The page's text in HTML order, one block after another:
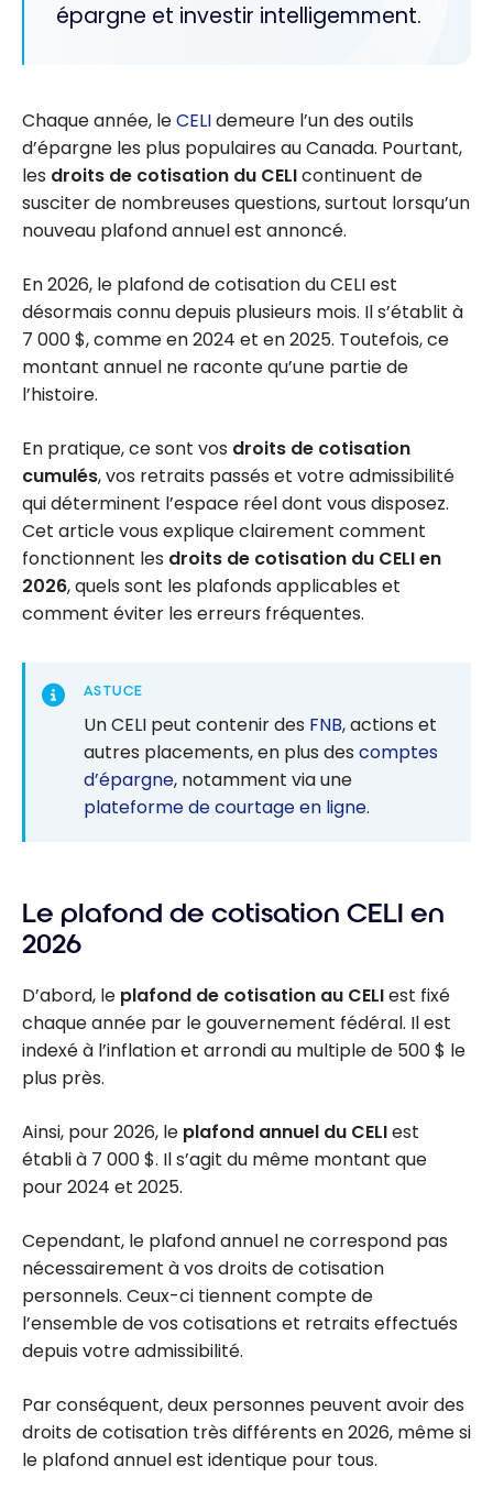
épargne et investir intelligemment.
Chaque année, leCELIdemeure l’un des outils
d’épargne les plus populaires au Canada. Pourtant,
les droits de cotisation du CELIcontinuent de
susciter de nombreuses questions, surtout lorsqu’un
nouveau plafond annuel est annoncé.
En 2026, le plafond de cotisation du CELI est
désormais connu depuis plusieurs mois. Il s’établit à
7 000 $, comme en 2024 et en 2025. Toutefois, ce
montant annuel ne raconte qu’une partie de
l’histoire.
En pratique, ce sont vos droits de cotisation
cumulés, vos retraits passés et votre admissibilité
qui déterminent l’espace réel dont vous disposez.
Cet article vous explique clairement comment
fonctionnent les droits de cotisation du CELI en
2026, quels sont les plafonds applicables et
comment éviter les erreurs fréquentes.
ASTUCE
Un CELI peut contenir des FNB, actions et
autres placements, en plus des comptes
d’épargne, notamment via une
plateforme de courtage en ligne.
Le plafond de cotisation CELI en
2026
D’abord, le plafond de cotisation au CELIest fixé
chaque année par le gouvernement fédéral. Il est
indexé à l’inflation et arrondi au multiple de 500 $ le
plus près.
Ainsi, pour 2026, le plafond annuel du CELIest
établi à 7 000 $. Il s’agit du même montant que
pour 2024 et 2025.
Cependant, le plafond annuel ne correspond pas
nécessairement à vos droits de cotisation
personnels. Ceux-ci tiennent compte de
l’ensemble de vos cotisations et retraits effectués
depuis votre admissibilité.
Par conséquent, deux personnes peuvent avoir des
droits de cotisation très différents en 2026, même si
le plafond annuel est identique pour tous.